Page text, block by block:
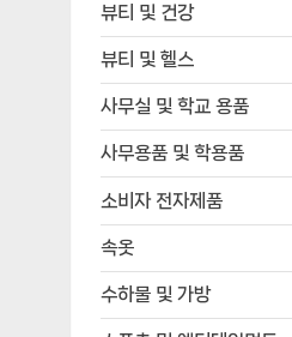
뷰티 및 건강
뷰티 및 헬스
사무실 및 학교 용품
사무용품 및 학용품
소비자 전자제품
속옷
수하물 및 가방